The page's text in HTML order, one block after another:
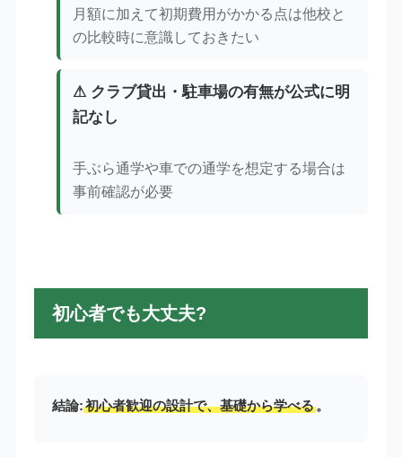
月額に加えて初期費用がかかる点は他校と
の比較時に意識しておきたい
⚠ クラブ貸出・駐車場の有無が公式に明
記なし
手ぶら通学や車での通学を想定する場合は
事前確認が必要
初心者でも大丈夫?
結論:初心者歓迎の設計で、基礎から学べる。